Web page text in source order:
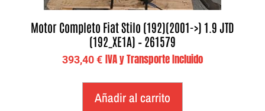
Motor Completo Fiat Stilo (192)(2001->) 1.9 JTD
(192_XE1A) – 261579
393,40€ IVA y Transporte Incluido
Añadir al carrito